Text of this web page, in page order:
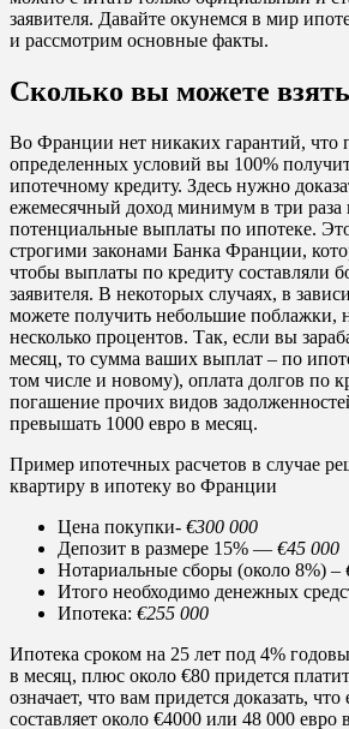
заявителя. Давайте окунемся в мир
и рассмотрим основные факты.
Сколько вы можете
Во Франции нет никаких гарантий, что
определенных условий вы 100%
ипотечному кредиту. Здесь нужно
ежемесячный доход минимум в три раза
потенциальные выплаты по ипотеке.
строгими законами Банка Франции,
чтобы выплаты по кредиту составляли
заявителя. В некоторых случаях, в
можете получить небольшие поблажки,
несколько процентов. Так, если вы
месяц, то сумма ваших выплат – по
том числе и новому), оплата долгов по
погашение прочих видов
превышать 1000 евро в месяц.
Пример ипотечных расчетов в случае
квартиру в ипотеку во Франции
Цена покупки- €300 000
Депозит в размере 15% — €45 000
Нотариальные сборы (около 8%) –
Итого необходимо денежных
Ипотека: €255 000
Ипотека сроком на 25 лет под 4%
в месяц, плюс около €80 придется
означает, что вам придется доказать,
составляет около €4000 или 48 000 евро